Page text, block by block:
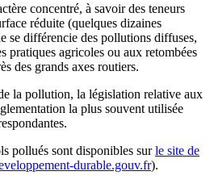
concentré, à savoir des teneurs
réduite (quelques dizaines
se différencie des pollutions diffuses,
pratiques agricoles ou aux retombées
des grands axes routiers.
la pollution, la législation relative aux
la plus souvent utilisée
pollués sont disponibles surle site de
durable.gouv.fr).